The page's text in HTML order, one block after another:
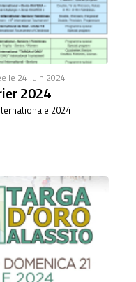
le 24 Juin 2024
2024
2024